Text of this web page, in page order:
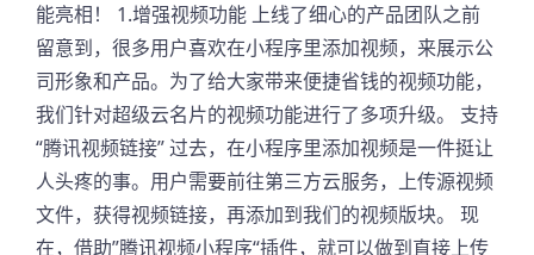
能亮相！ 1.增强视频功能 上线了细心的产品团队之前
留意到，很多用户喜欢在小程序里添加视频，来展示公
司形象和产品。为了给大家带来便捷省钱的视频功能，
我们针对超级云名片的视频功能进行了多项升级。 支持
“腾讯视频链接” 过去，在小程序里添加视频是一件挺让
人头疼的事。用户需要前往第三方云服务，上传源视频
文件，获得视频链接，再添加到我们的视频版块。 现
在，借助”腾讯视频小程序“插件，就可以做到直接上传